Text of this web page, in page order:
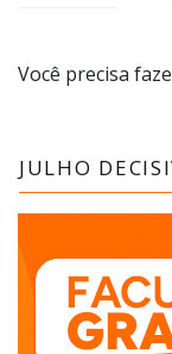
Você precisa
JULHO